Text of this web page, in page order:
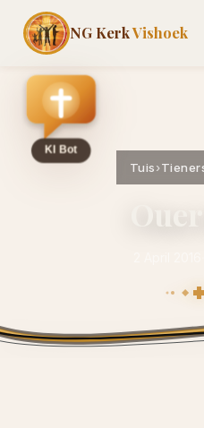
NG KerkVishoek
Tuis›